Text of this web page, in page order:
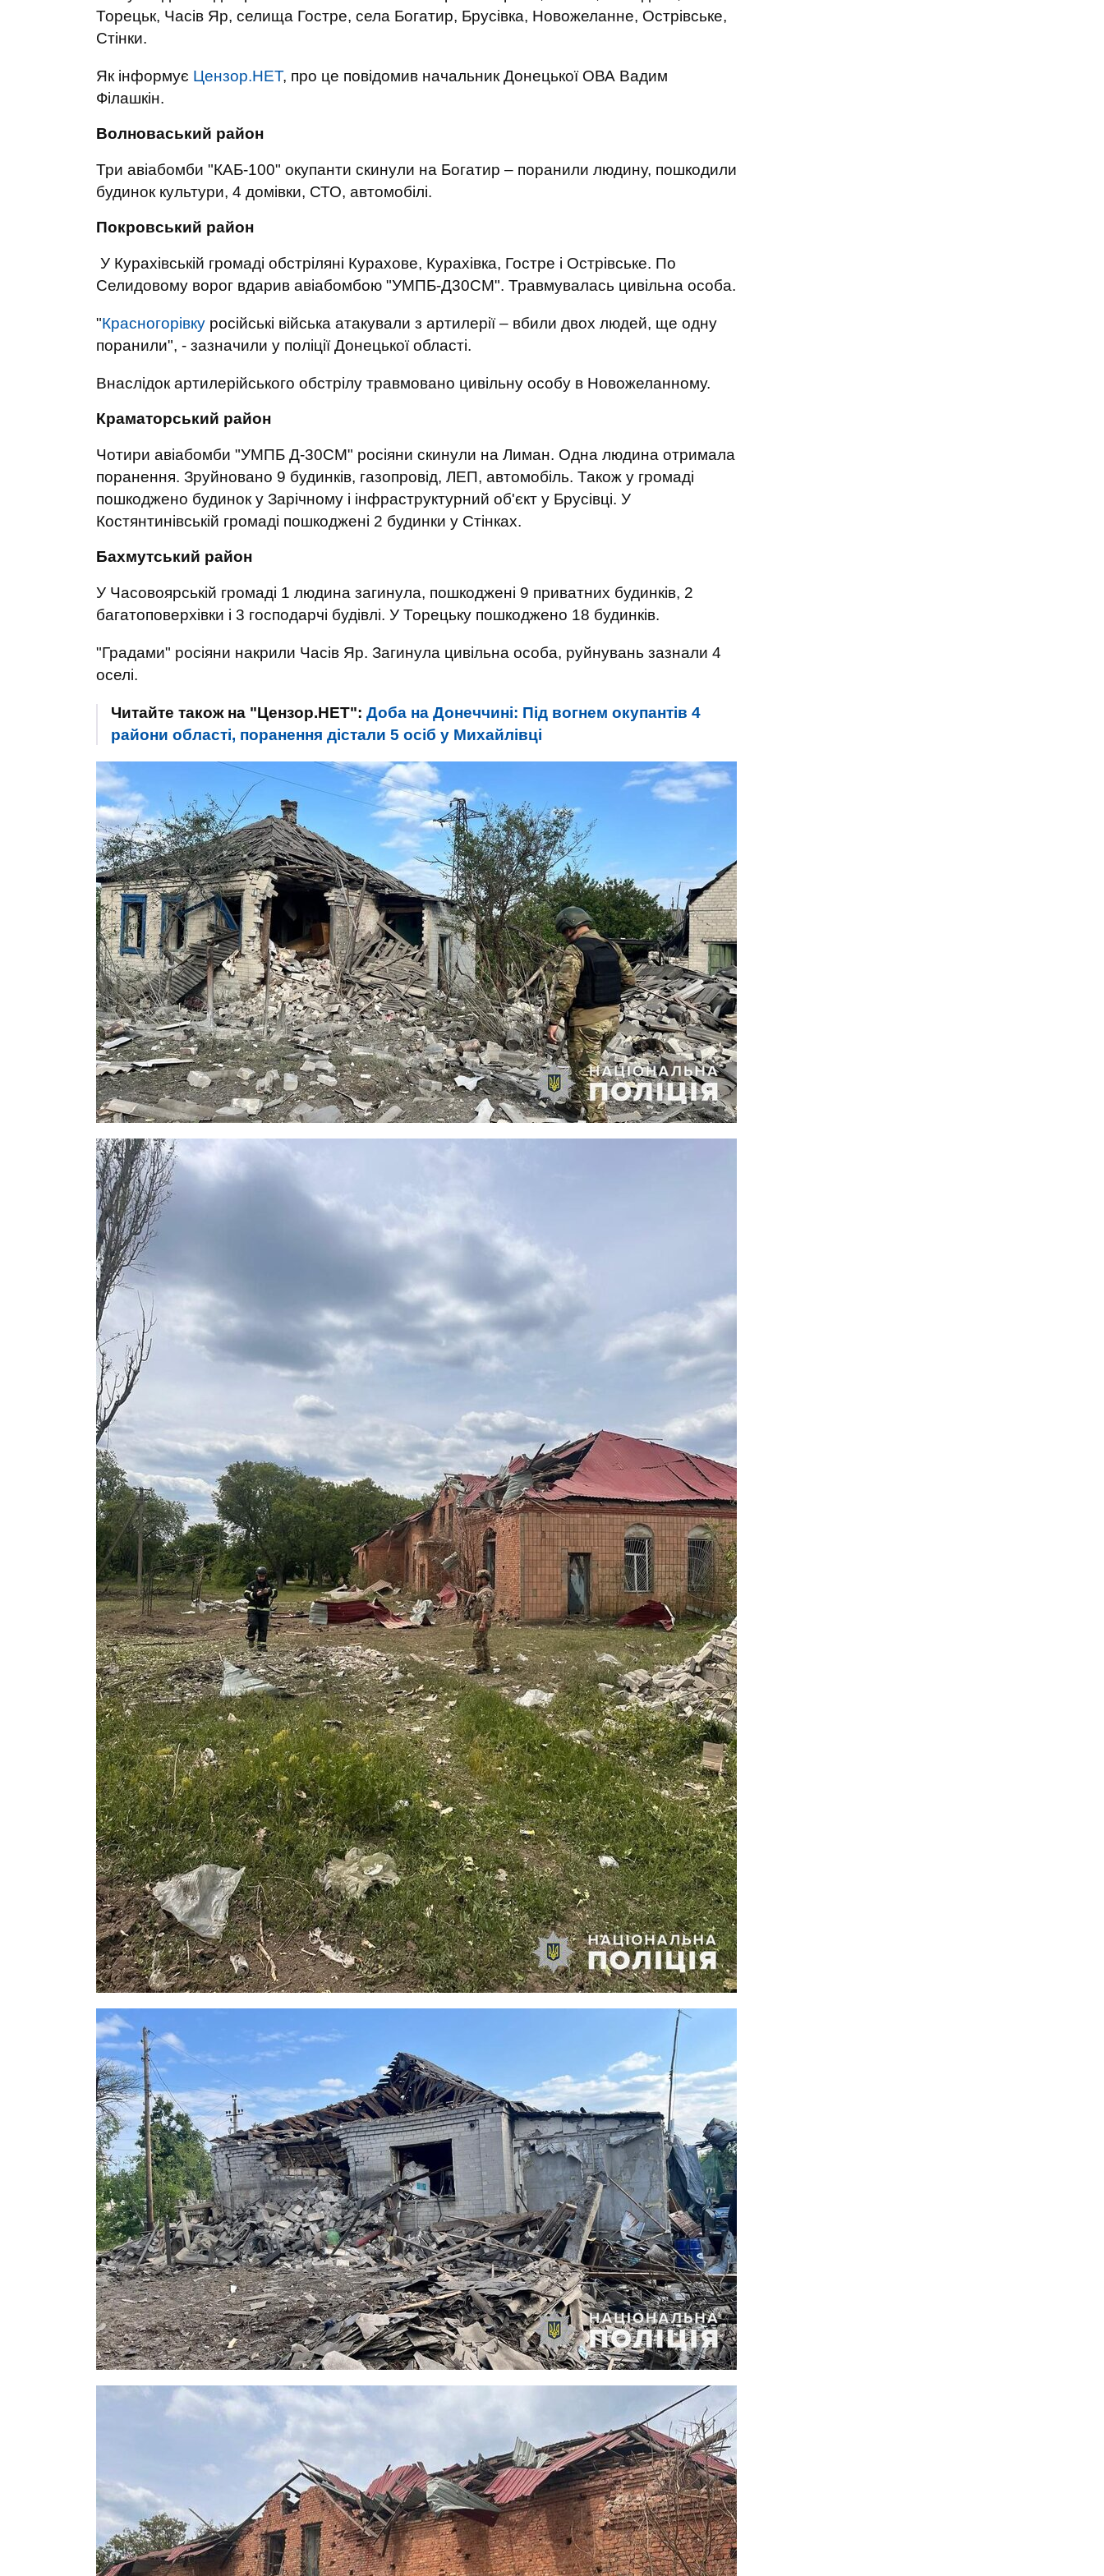
Торецьк, Часів Яр, селища Гостре, села Богатир, Брусівка, Новожеланне, Острівське,
Стінки.
Як інформує Цензор.НЕТ, про це повідомив начальник Донецької ОВА Вадим
Філашкін.
Волноваський район
Три авіабомби "КАБ-100" окупанти скинули на Богатир – поранили людину, пошкодили
будинок культури, 4 домівки, СТО, автомобілі.
Покровський район
У Курахівській громаді обстріляні Курахове, Курахівка, Гостре і Острівське. По
Селидовому ворог вдарив авіабомбою "УМПБ-Д30СМ". Травмувалась цивільна особа.
"Красногорівку російські війська атакували з артилерії – вбили двох людей, ще одну
поранили", - зазначили у поліції Донецької області.
Внаслідок артилерійського обстрілу травмовано цивільну особу в Новожеланному.
Краматорський район
Чотири авіабомби "УМПБ Д-30СМ" росіяни скинули на Лиман. Одна людина отримала
поранення. Зруйновано 9 будинків, газопровід, ЛЕП, автомобіль. Також у громаді
пошкоджено будинок у Зарічному і інфраструктурний об'єкт у Брусівці. У
Костянтинівській громаді пошкоджені 2 будинки у Стінках.
Бахмутський район
У Часовоярській громаді 1 людина загинула, пошкоджені 9 приватних будинків, 2
багатоповерхівки і 3 господарчі будівлі. У Торецьку пошкоджено 18 будинків.
"Градами" росіяни накрили Часів Яр. Загинула цивільна особа, руйнувань зазнали 4
оселі.
Читайте також на "Цензор.НЕТ": Доба на Донеччині: Під вогнем окупантів 4
райони області, поранення дістали 5 осіб у Михайлівці